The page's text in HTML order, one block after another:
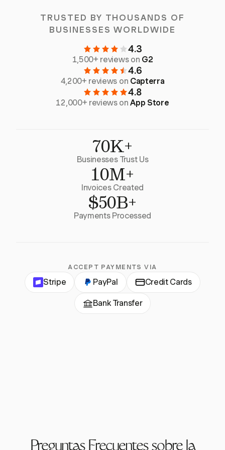
TRUSTED BY THOUSANDS OF
BUSINESSES WORLDWIDE
4.3
1,500+ reviews on G2
4.6
4,200+ reviews on Capterra
4.8
12,000+ reviews onApp Store
70K+
Businesses Trust Us
10M+
Invoices Created
$50B+
Payments Processed
ACCEPT PAYMENTS VIA
Stripe PayPal Credit Cards
Bank Transfer